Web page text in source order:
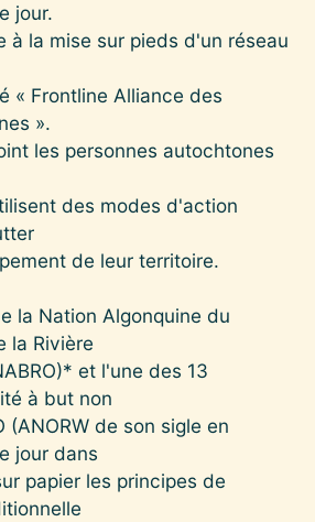
jour.
à la mise sur pieds d'un réseau
« Frontline Alliance des
».
les personnes autochtones
des modes d'action
de leur territoire.
la Nation Algonquine du
la Rivière
et l'une des 13
à but non
(ANORW de son sigle en
jour dans
papier les principes de